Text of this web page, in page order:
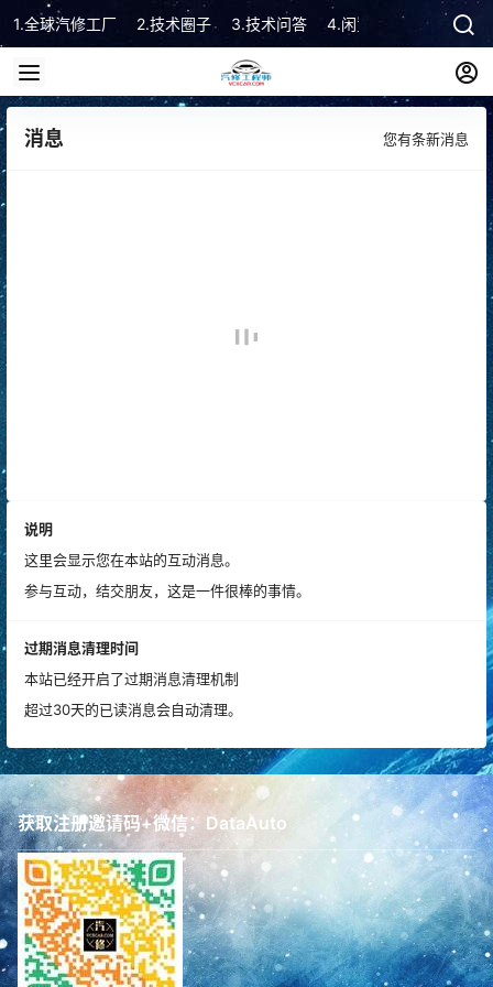
1.全球汽修工厂 2.技术圈子 3.技术问答 4.闲置市场 5.技术顾
消息 您有条新消息
说明
这里会显示您在本站的互动消息。
参与互动，结交朋友，这是一件很棒的事情。
过期消息清理时间
本站已经开启了过期消息清理机制
超过30天的已读消息会自动清理。
获取注册邀请码+微信：DataAuto